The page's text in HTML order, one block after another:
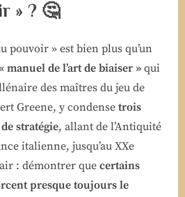
» ? 🤔
pouvoir » est bien plus qu’un
manuel de l’art de biaiser » qui
des maîtres du jeu de
Greene, y condense trois
stratégie, allant de l’Antiquité
italienne, jusqu’au XXe
: démontrer que certains
presque toujours le